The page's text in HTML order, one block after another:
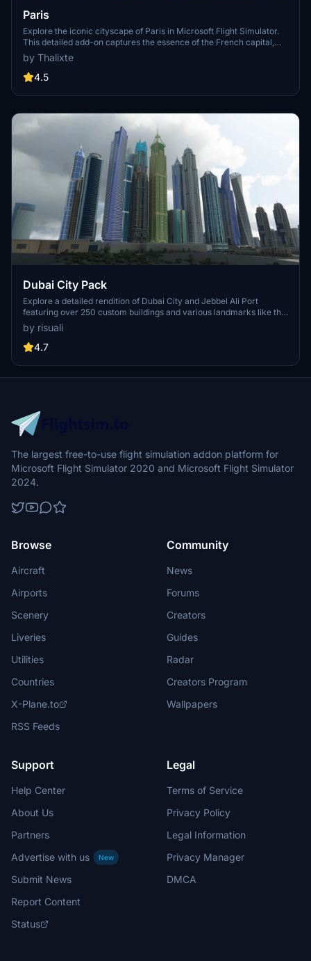
Paris
Explore the iconic cityscape of Paris in Microsoft Flight Simulator.
This detailed add-on captures the essence of the French capital,
featuring famous landmarks and architectural marvels. With
accurate GPS coordinates, immerse yourself in the beauty of Paris,
known for its historical significance and vibrant culture. Download
perspective.
by Thalixte
4.5
Dubai City Pack
Explore a detailed rendition of Dubai City and Jebbel Ali Port
featuring over 250 custom buildings and various landmarks like the
iconic hotels and tourist attractions. While focusing on enhancing
the daytime visuals, this pack offers improved textures for select
buildings, promising a refreshing experience for simmers.
to address previous elevation issues, ensuring a more immersive
flight into this dynamic cityscape.
by risuali
4.7
The largest free-to-use flight simulation addon platform for
Microsoft Flight Simulator 2020 and Microsoft Flight Simulator
2024.
Browse
Aircraft
Airports
Scenery
Liveries
Utilities
Countries
X-Plane.to
RSS Feeds
Community
News
Forums
Creators
Guides
Radar
Creators Program
Wallpapers
Support
Help Center
About Us
Partners
Advertise with us
New
Submit News
Report Content
Status
Legal
Terms of Service
Privacy Policy
Legal Information
Privacy Manager
DMCA